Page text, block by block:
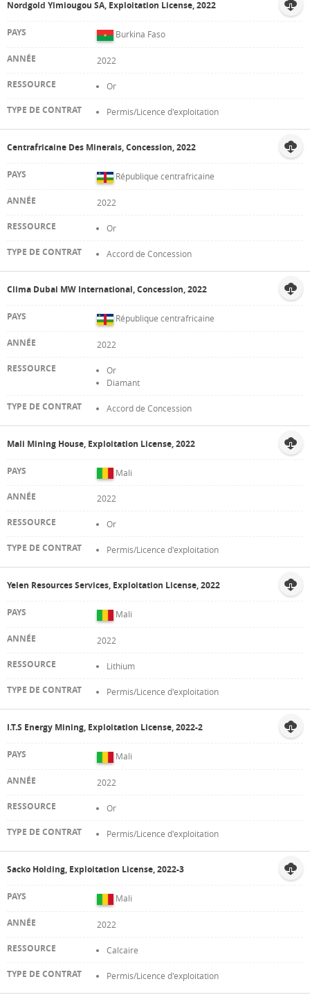
Nordgold Yimiougou SA, Exploitation License, 2022
Burkina Faso
2022
Or
Permis/Licence d'exploitation
Centrafricaine Des Minerais, Concession, 2022
République centrafricaine
2022
Or
Accord de Concession
Clima Dubai MW International, Concession, 2022
République centrafricaine
2022
Or
Diamant
Accord de Concession
Mali Mining House, Exploitation License, 2022
Mali
2022
Or
Permis/Licence d'exploitation
Yelen Resources Services, Exploitation License, 2022
Mali
2022
Lithium
Permis/Licence d'exploitation
I.T.S Energy Mining, Exploitation License, 2022-2
Mali
2022
Or
Permis/Licence d'exploitation
Sacko Holding, Exploitation License, 2022-3
Mali
2022
Calcaire
Permis/Licence d'exploitation